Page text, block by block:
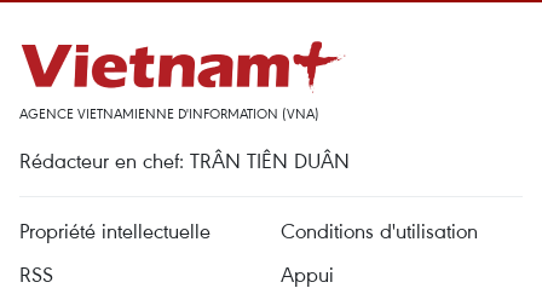
AGENCE VIETNAMIENNE D'INFORMATION (VNA)
Rédacteur en chef: TRÂN TIÊN DUÂN
Propriété intellectuelle
Conditions d'utilisation
RSS
Appui